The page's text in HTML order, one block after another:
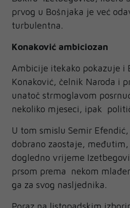
prvog u Bošnjaka je već
turbulentna.
Konaković ambiciozan
Ambicije itekako pokazuje i
Konaković, čelnik Naroda i
unatoč strmoglavom
nekoliko mjeseci, ipak
U tom smislu Semir
dobrano zaostaje,
dogledno vrijeme
prsom prema nekom
ga za svog nasljednika.
Poraz na listopadskim